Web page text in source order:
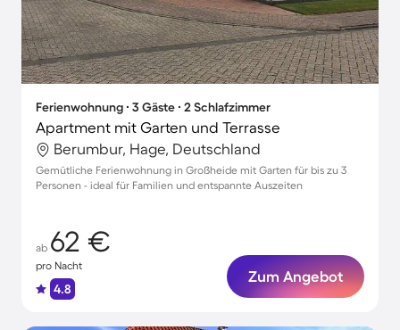
Ferienwohnung ∙ 3 Gäste ∙ 2 Schlafzimmer
Apartment mit Garten und Terrasse
Berumbur, Hage, Deutschland
Gemütliche Ferienwohnung in Großheide mit Garten für bis zu 3
Personen - ideal für Familien und entspannte Auszeiten
ab 62 €
pro Nacht
4.8
Zum Angebot